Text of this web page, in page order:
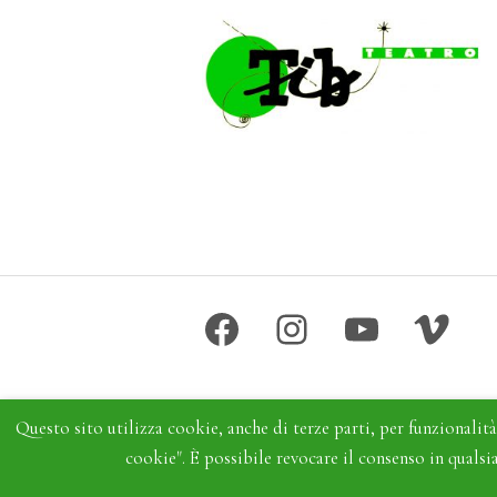
FacebookInstagram
YouTubeVimeo
TIB Teatro Soc. Coop.
Questo sito utilizza cookie, anche di terze parti, per
cookie". È possibile revocare il consenso in